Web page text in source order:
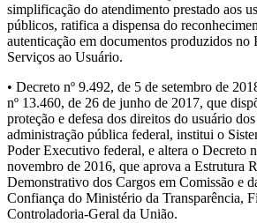
simplificação do atendimento prestado aos
públicos, ratifica a dispensa do
autenticação em documentos produzidos no
Serviços ao Usuário.
• Decreto nº 9.492, de 5 de setembro de
nº 13.460, de 26 de junho de 2017, que
proteção e defesa dos direitos do usuário
administração pública federal, institui o
Poder Executivo federal, e altera o Decreto
novembro de 2016, que aprova a Estrutura
Demonstrativo dos Cargos em Comissão e
Confiança do Ministério da Transparência,
Controladoria-Geral da União.